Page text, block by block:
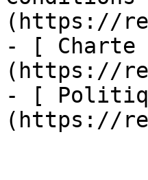
(https://
- [ Charte
(https://
- [